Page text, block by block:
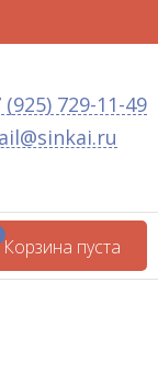
(925) 729-11-49
Корзина пуста